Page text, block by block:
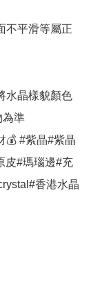
不平滑等屬正
水晶樣貌顏色
為準
💰 #紫晶#紫晶
皮#瑪瑙邊#充
香港水晶